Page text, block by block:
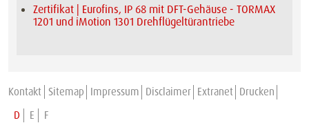
Zertifikat | Eurofins, IP 68 mit DFT-Gehäuse - TORMAX
1201 und iMotion 1301 Drehflügeltürantriebe
Kontakt Sitemap Impressum Disclaimer Extranet Drucken
D
E F